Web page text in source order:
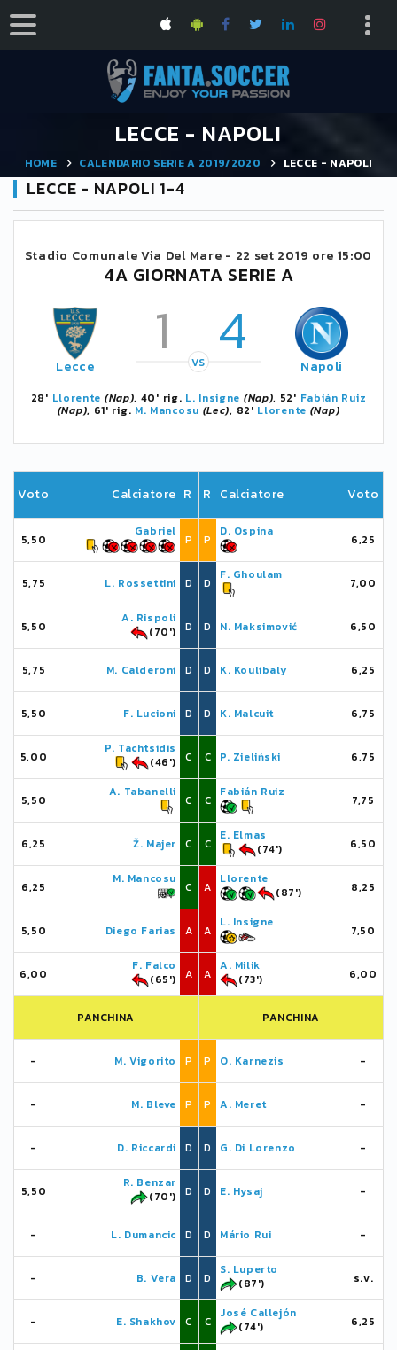
LECCE - NAPOLI
HOME CALENDARIO SERIE A 2019/2020 LECCE - NAPOLI
LECCE - NAPOLI 1-4
Stadio Comunale Via Del Mare - 22 set 2019 ore 15:00
4A GIORNATA SERIE A
Lecce 1 4
VS Napoli
28' Llorente (Nap), 40' rig. L. Insigne (Nap), 52' Fabián Ruiz
(Nap), 61' rig. M. Mancosu (Lec), 82' Llorente (Nap)
Voto Calciatore R
5,50
Gabriel
P
5,75 L. Rossettini D
5,50
A. Rispoli
(70')
D
5,75 M. Calderoni D
5,50 F. Lucioni D
5,00
P. Tachtsidis
(46')
C
5,50
A. Tabanelli
C
6,25 Ž. Majer C
6,25
M. Mancosu
C
5,50 Diego Farias A
6,00
F. Falco
(65')
A
PANCHINA
- M. Vigorito P
- M. Bleve P
- D. Riccardi D
5,50
R. Benzar
(70')
D
- L. Dumancic D
- B. Vera D
- E. Shakhov C
R Calciatore Voto
P
D. Ospina
6,25
D
F. Ghoulam
7,00
D N. Maksimović 6,50
D K. Koulibaly 6,25
D K. Malcuit 6,75
C P. Zieliński 6,75
C
Fabián Ruiz
7,75
C
E. Elmas
(74')
6,50
A
Llorente
(87')
8,25
A
L. Insigne
7,50
A
A. Milik
(73')
6,00
PANCHINA
P O. Karnezis -
P A. Meret -
D G. Di Lorenzo -
D E. Hysaj -
D Mário Rui -
D
S. Luperto
(87')
s.v.
C
José Callejón
(74')
6,25